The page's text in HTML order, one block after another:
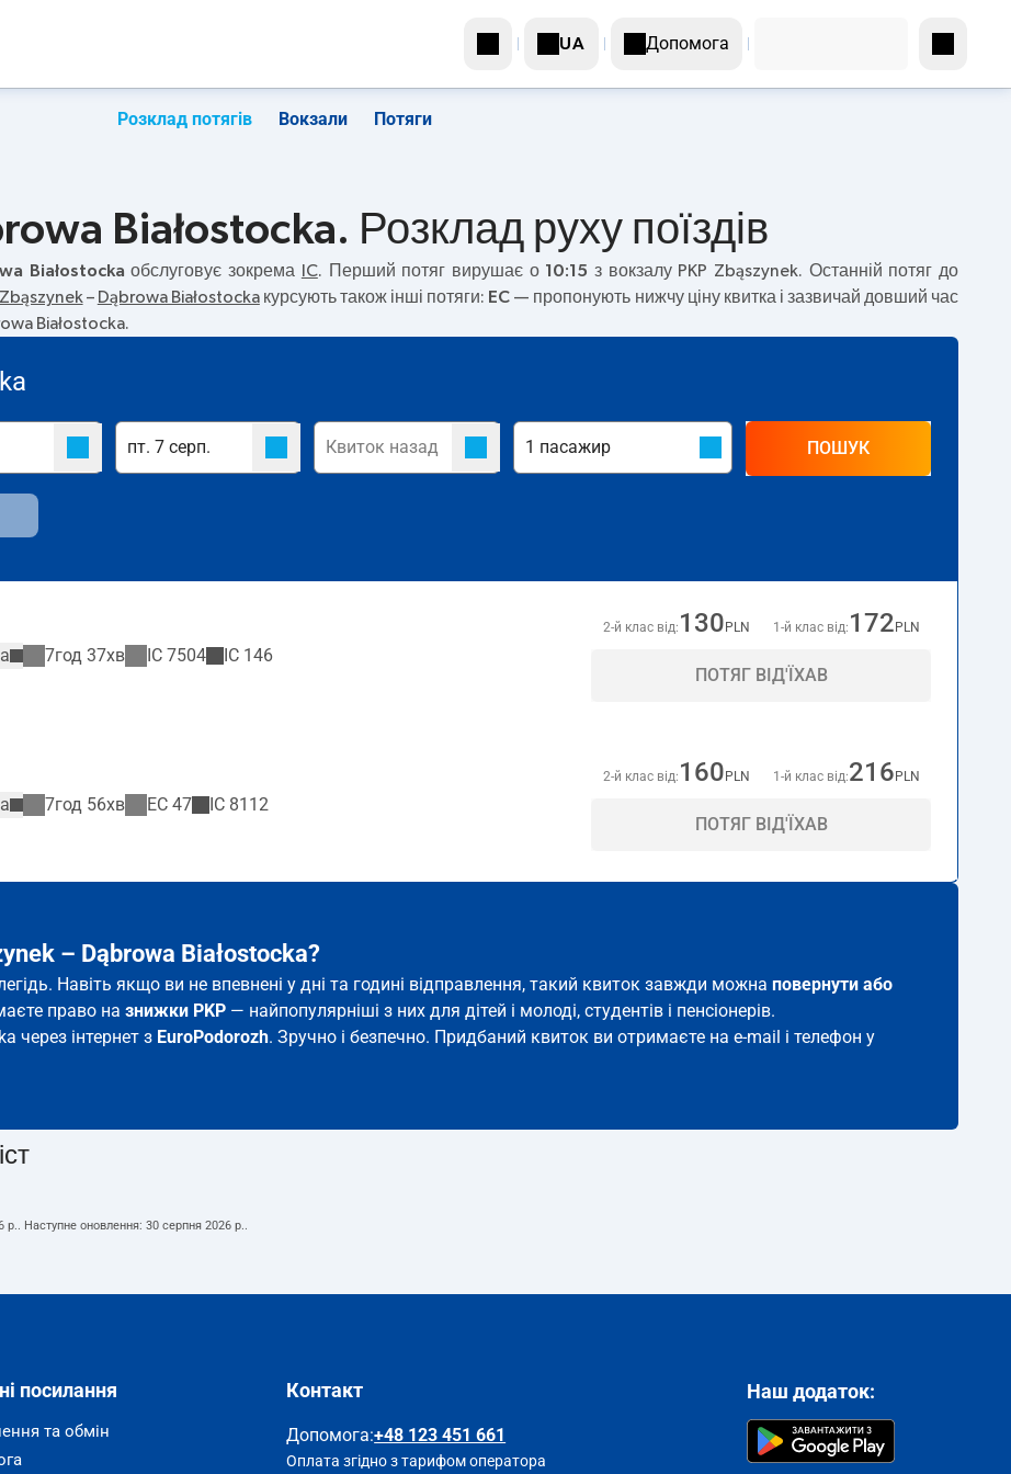
UA Допомога
Розклад потягів Вокзали Потяги
Białostocka. Розклад руху поїздів
Białostocka обслуговує зокрема IC. Перший потяг вирушає о 10:15 з вокзалу PKP Zbąszynek. Останній потяг до
Zbąszynek – Dąbrowa Białostockaкурсують також інші потяги: EC — пропонують нижчу ціну квитка і зазвичай довший час
Białostocka.
ПОШУК
7год 37хв IC 7504 IC 146
2-й клас від: 130 PLN 1-й клас від: 172 PLN
ПОТЯГ ВІД'ЇХАВ
7год 56хв EC 47 IC 8112
2-й клас від: 160 PLN 1-й клас від:216 PLN
ПОТЯГ ВІД'ЇХАВ
– Dąbrowa Białostocka?
Навіть якщо ви не впевнені у дні та годині відправлення, такий квиток завжди можна повернути або
право на знижки PKP — найпопулярніші з них для дітей і молоді, студентів і пенсіонерів.
через інтернет з EuroPodorozh. Зручно і безпечно. Придбаний квиток ви отримаєте на e-mail і телефон у
р.. Наступне оновлення: 30 серпня 2026 р..
посилання
та обмін
Контакт
Допомога:+48 123 451 661
Оплата згідно з тарифом оператора
Наш додаток: